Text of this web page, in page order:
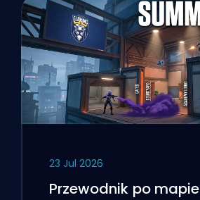
23 Jul 2026
Przewodnik po mapie